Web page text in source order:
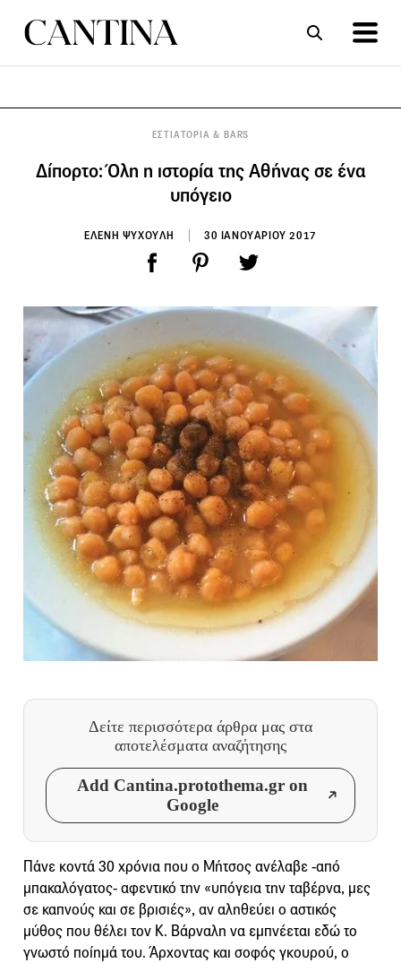
ΕΣΤΙΑΤΟΡΙΑ & BARS
Δίπορτο: Όλη η ιστορία της Αθήνας σε ένα
υπόγειο
ΕΛΕΝΗ ΨΥΧΟΥΛΗ 30 ΙΑΝΟΥΑΡΙΟΥ 2017
Δείτε περισσότερα άρθρα μας στα
αποτελέσματα αναζήτησης
Add Cantina.protothema.gr on
Google
Πάνε κοντά 30 χρόνια που ο Μήτσος ανέλαβε -από
μπακαλόγατος- αφεντικό την «υπόγεια την ταβέρνα, μες
σε καπνούς και σε βρισιές», αν αληθεύει ο αστικός
μύθος που θέλει τον Κ. Βάρναλη να εμπνέεται εδώ το
γνωστό ποίημά του. Άρχοντας και σοφός γκουρού, ο